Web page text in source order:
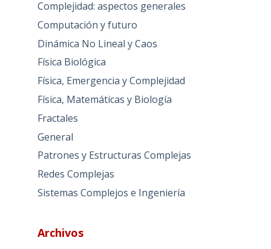
Complejidad: aspectos generales
Computación y futuro
Dinámica No Lineal y Caos
Física Biológica
Física, Emergencia y Complejidad
Física, Matemáticas y Biología
Fractales
General
Patrones y Estructuras Complejas
Redes Complejas
Sistemas Complejos e Ingeniería
Archivos